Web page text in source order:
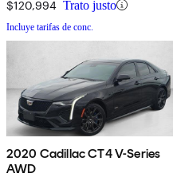
$120,994 Trato justo
Incluye tarifas de conc.
2020 Cadillac CT4 V-Series
AWD